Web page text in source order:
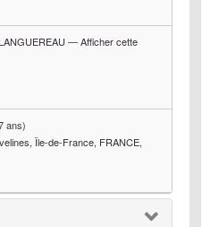
—Afficher cette
ans)
Île-de-France, FRANCE,